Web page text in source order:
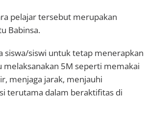
pelajar tersebut merupakan
Babinsa.
siswa/siswi untuk tetap menerapkan
5M seperti memakai
menjaga jarak, menjauhi
terutama dalam beraktifitas di